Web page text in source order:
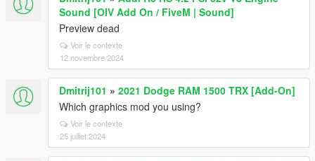
Sound [OIV Add On / FiveM | Sound]
Preview dead
Voir le contexte
12 novembre 2024
Dmitrij101 » 2021 Dodge RAM 1500 TRX [Add-On]
Which graphics mod you using?
Voir le contexte
25 juillet 2024